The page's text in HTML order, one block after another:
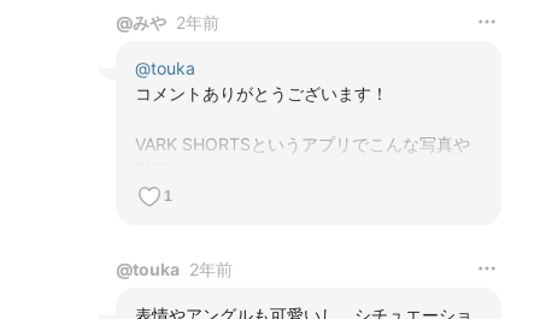
@みや 2年前
@touka
コメントありがとうございます！
VARK SHORTSというアプリでこんな写真や
1
@touka 2年前
表情やアングルも可愛いし　シチュエーショ